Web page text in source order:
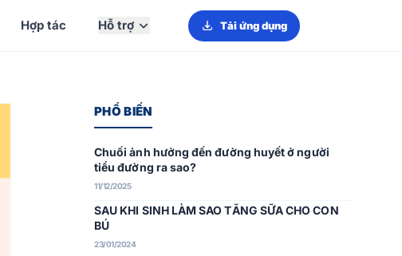
Hợp tác Hỗ trợ Tải ứng dụng
PHỔ BIẾN
Chuối ảnh hưởng đến đường huyết ở người
tiểu đường ra sao?
11/12/2025
SAU KHI SINH LÀM SAO TĂNG SỮA CHO CON
BÚ
23/01/2024